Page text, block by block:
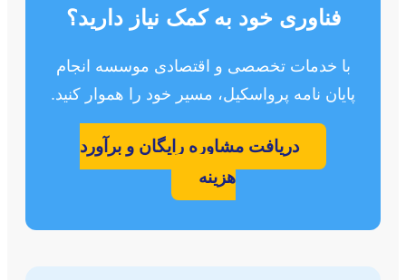
فناوری خود به کمک نیاز دارید؟
با خدمات تخصصی و اقتصادی موسسه انجام
پایان نامه پرواسکیل، مسیر خود را هموار کنید.
دریافت مشاوره رایگان و برآورد
هزینه